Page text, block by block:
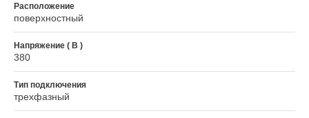
Расположение
поверхностный
Напряжение ( В )
380
Тип подключения
трехфазный